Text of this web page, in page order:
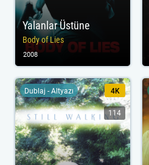
Yalanlar Üstüne
Body of Lies
2008
Dublaj - Altyazı 4K
114